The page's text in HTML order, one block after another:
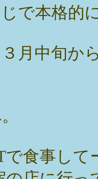
で本格的
月中旬か
で食事して